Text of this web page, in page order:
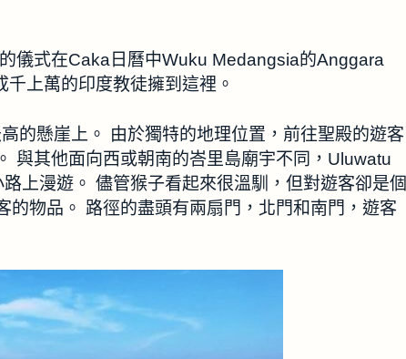
儀式在Caka日曆中Wuku Medangsia的Anggara
上萬的印度教徒擁到這裡。
的懸崖上。 由於獨特的地理位置，前往聖殿的遊客
與其他面向西或朝南的峇里島廟宇不同，Uluwatu
上漫遊。 儘管猴子看起來很溫馴，但對遊客卻是個
的物品。 路徑的盡頭有兩扇門，北門和南門，遊客